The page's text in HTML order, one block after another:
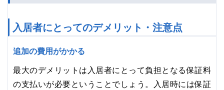
入居者にとってのデメリット・注意点
追加の費用がかかる
最大のデメリットは入居者にとって負担となる保証料
の支払いが必要ということでしょう。入居時には保証